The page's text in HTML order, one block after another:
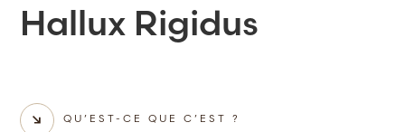
Hallux Rigidus
QU’EST-CE QUE C’EST ?